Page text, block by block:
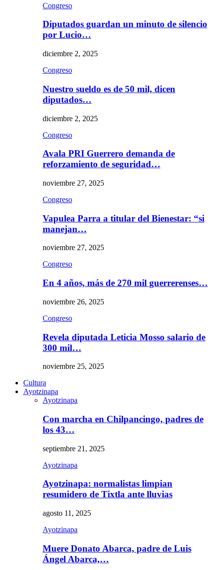
Congreso
Diputados guardan un minuto de silencio
por Lucio…
diciembre 2, 2025
Congreso
Nuestro sueldo es de 50 mil, dicen
diputados…
diciembre 2, 2025
Congreso
Avala PRI Guerrero demanda de
reforzamiento de seguridad…
noviembre 27, 2025
Congreso
Vapulea Parra a titular del Bienestar: “si
manejan…
noviembre 27, 2025
Congreso
En 4 años, más de 270 mil guerrerenses…
noviembre 26, 2025
Congreso
Revela diputada Leticia Mosso salario de
300 mil…
noviembre 25, 2025
Cultura
Ayotzinapa
Ayotzinapa
Con marcha en Chilpancingo, padres de
los 43…
septiembre 21, 2025
Ayotzinapa
Ayotzinapa: normalistas limpian
resumidero de Tixtla ante lluvias
agosto 11, 2025
Ayotzinapa
Muere Donato Abarca, padre de Luis
Ángel Abarca,…